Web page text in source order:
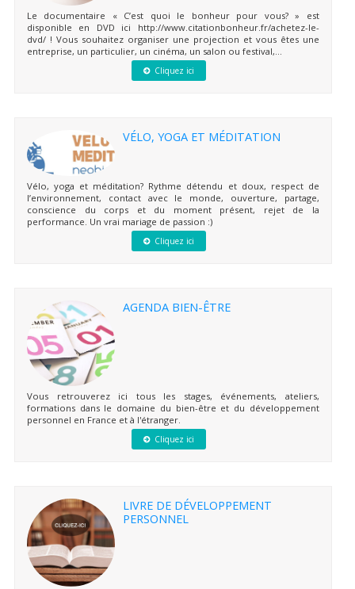
Le documentaire « C’est quoi le bonheur pour vous? » est
disponible en DVD ici http://www.citationbonheur.fr/achetez-le-
dvd/ ! Vous souhaitez organiser une projection et vous êtes une
entreprise, un particulier, un cinéma, un salon ou festival,...
Cliquez ici
VÉLO, YOGA ET MÉDITATION
Vélo, yoga et méditation? Rythme détendu et doux, respect de
l’environnement, contact avec le monde, ouverture, partage,
conscience du corps et du moment présent, rejet de la
performance. Un vrai mariage de passion :)
Cliquez ici
AGENDA BIEN-ÊTRE
Vous retrouverez ici tous les stages, événements, ateliers,
formations dans le domaine du bien-être et du développement
personnel en France et à l'étranger.
Cliquez ici
LIVRE DE DÉVELOPPEMENT
PERSONNEL